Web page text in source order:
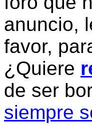
anuncio,
favor,
¿Quiere
de ser
siempre